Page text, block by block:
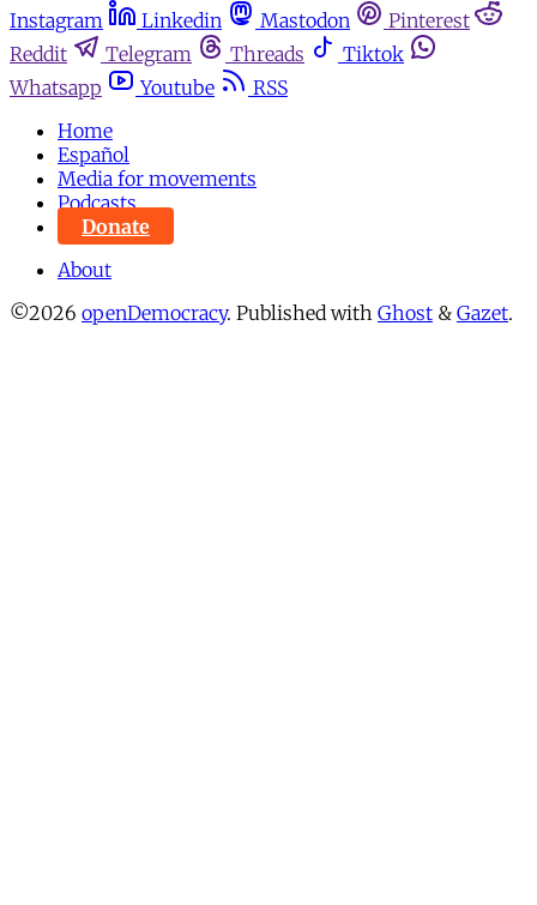
Instagram
Linkedin Mastodon
Pinterest
Reddit
Telegram Threads
Tiktok
Whatsapp
Youtube
RSS
Home
Español
Media for movements
Podcasts
Donate
About
©2026 openDemocracy. Published with Ghost & Gazet.